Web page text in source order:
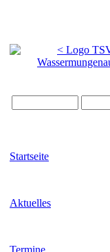
Startseite
Aktuelles
Termine